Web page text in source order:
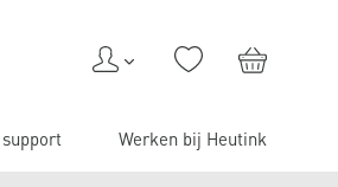
Werken bij Heutink